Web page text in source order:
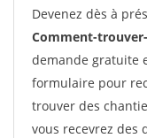
Devenez dès à
Comment-
demande gratuite
formulaire pour
trouver des
vous recevrez des